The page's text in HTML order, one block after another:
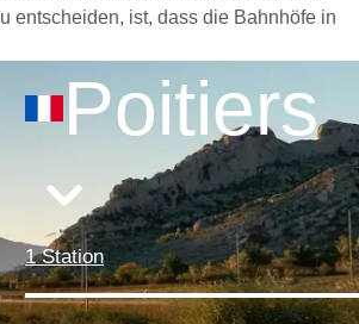
entscheiden, ist, dass die Bahnhöfe in
Poitiers
1 Station